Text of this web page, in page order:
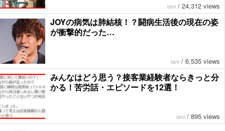
tani / 24,312 views
JOYの病気は肺結核！？闘病生活後の現在の姿
が衝撃的だった…
tani / 6,535 views
みんなはどう思う？接客業経験者ならきっと分
かる！苦労話・エピソードを12選！
tani / 895 views